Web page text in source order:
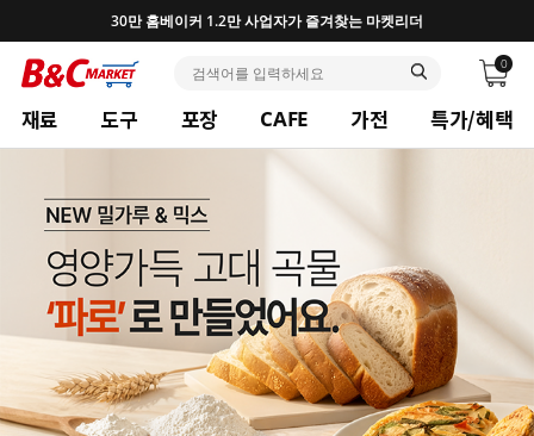
30만 홈베이커 1.2만 사업자가 즐겨찾는 마켓리더
0
재료 도구 포장 CAFE 가전 특가/혜택